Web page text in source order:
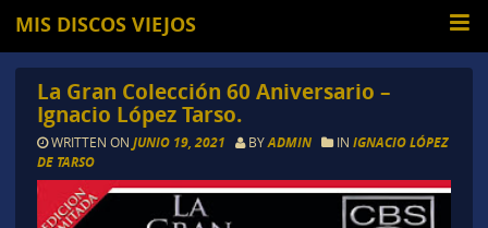
MIS DISCOS VIEJOS
La Gran Colección 60 Aniversario –
Ignacio López Tarso.
WRITTEN ON JUNIO 19, 2021 BYADMIN IN IGNACIO LÓPEZ
DE TARSO